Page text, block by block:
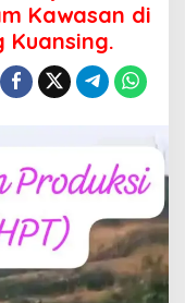
Kawasan di
Kuansing.